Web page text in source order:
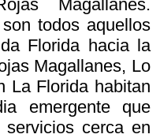
Magallanes.
todos aquellos
Florida hacia la
Magallanes, Lo
La Florida habitan
emergente que
cerca en